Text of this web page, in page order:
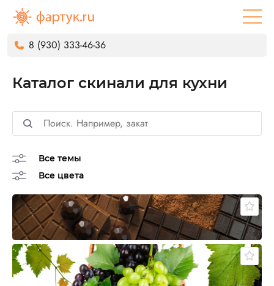
8 (930) 333-46-36
Каталог скинали для кухни
Все темы
Все цвета